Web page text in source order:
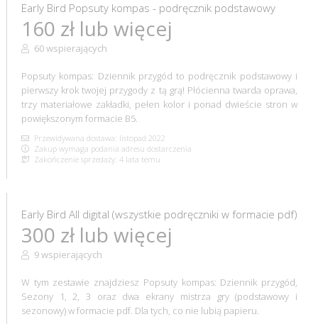
Early Bird Popsuty kompas - podręcznik podstawowy
160 zł lub więcej
60 wspierających
Popsuty kompas: Dziennik przygód to podręcznik podstawowy i
pierwszy krok twojej przygody z tą grą! Płócienna twarda oprawa,
trzy materiałowe zakładki, pełen kolor i ponad dwieście stron w
powiększonym formacie B5.
Przewidywana dostawa: listopad 2022
Zakup wymaga podania adresu dostarczenia
Zakończenie sprzedaży: 4 lata temu
Early Bird All digital (wszystkie podręczniki w formacie pdf)
300 zł lub więcej
9 wspierających
W tym zestawie znajdziesz Popsuty kompas: Dziennik przygód,
Sezony 1, 2, 3 oraz dwa ekrany mistrza gry (podstawowy i
sezonowy) w formacie pdf. Dla tych, co nie lubią papieru.